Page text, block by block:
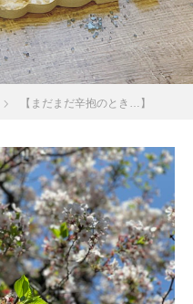
【まだまだ辛抱のとき…】